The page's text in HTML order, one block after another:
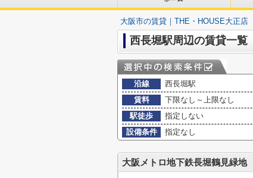
大阪市の賃貸｜THE・HOUSE大正店
西長堀駅周辺の賃貸一覧
沿線
西長堀駅
賃料
下限なし～上限なし
駅徒歩
指定しない
設備条件
指定なし
大阪メトロ地下鉄長堀鶴見緑地